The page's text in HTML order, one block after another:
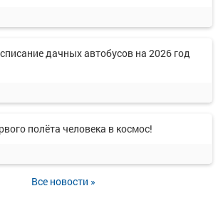
дачных автобусов на 2026 год
полёта человека в космос!
Все новости »